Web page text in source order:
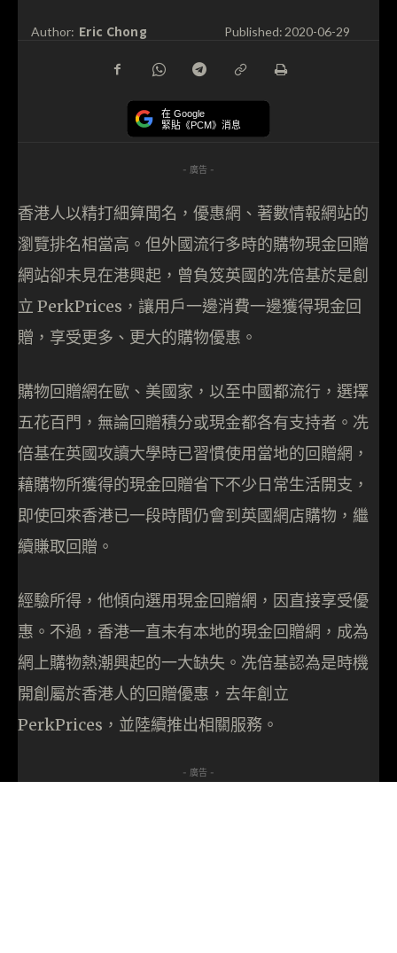
Author: Eric Chong Published: 2020-06-29
在 Google
緊貼《PCM》消息
- 廣告 -
香港人以精打細算聞名，優惠網、著數情報網站的
瀏覽排名相當高。但外國流行多時的購物現金回贈
網站卻未見在港興起，曾負笈英國的冼倍基於是創
立 PerkPrices，讓用戶一邊消費一邊獲得現金回
贈，享受更多、更大的購物優惠。
購物回贈網在歐、美國家，以至中國都流行，選擇
五花百門，無論回贈積分或現金都各有支持者。冼
倍基在英國攻讀大學時已習慣使用當地的回贈網，
藉購物所獲得的現金回贈省下不少日常生活開支，
即使回來香港已一段時間仍會到英國網店購物，繼
續賺取回贈。
經驗所得，他傾向選用現金回贈網，因直接享受優
惠。不過，香港一直未有本地的現金回贈網，成為
網上購物熱潮興起的一大缺失。冼倍基認為是時機
開創屬於香港人的回贈優惠，去年創立
PerkPrices，並陸續推出相關服務。
- 廣告 -